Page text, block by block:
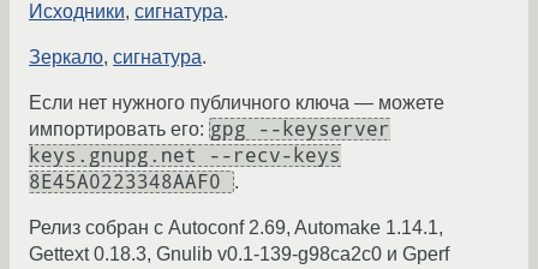
Исходники, сигнатура.
Зеркало, сигнатура.
Если нет нужного публичного ключа — можете
импортировать его: gpg --keyserver
keys.gnupg.net --recv-keys
8E45A0223348AAF0
.
Релиз собран с Autoconf 2.69, Automake 1.14.1,
Gettext 0.18.3, Gnulib v0.1-139-g98ca2c0 и Gperf